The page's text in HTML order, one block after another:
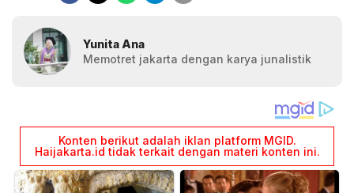
Yunita Ana
Memotret jakarta dengan karya junalistik